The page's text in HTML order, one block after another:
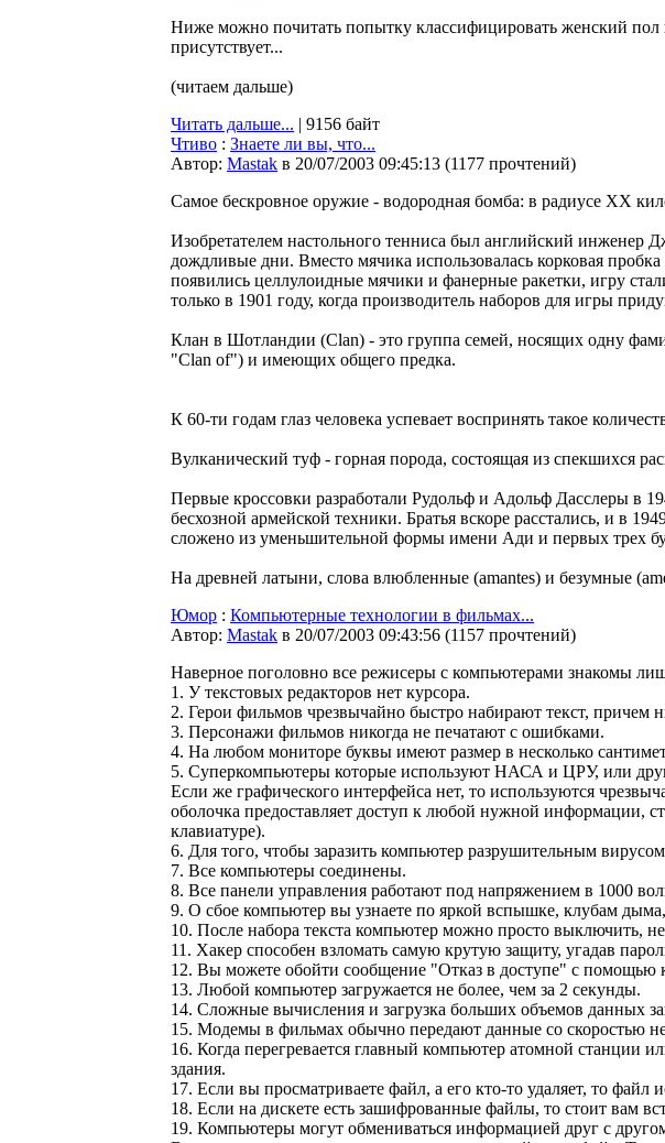
Ниже можно почитать попытку классифицировать женский
присутствует...
(читаем дальше)
Читать дальше... | 9156 байт
Чтиво : Знаете ли вы, что...
Автор: Мastak в 20/07/2003 09:45:13 (1177 прочтений)
Cамое беcкpовное оpyжие - водоpодная бомба: в pадиycе XX
Изобретателем настольного тенниса был английский инженер
дождливые дни. Вместо мячика использовалась корковая
появились целлулоидные мячики и фанерные ракетки, игру
только в 1901 году, когда производитель наборов для игры
Клан в Шотландии (Clan) - это группа семей, носящих одну
"Clan of") и имеющих общего предка.
К 60-ти годам глаз человека успевает воспринять такое
Вулканический туф - горная порода, состоящая из спекшихся
Первые кроссовки разработали Рудольф и Адольф Дасслеры в
бесхозной армейской техники. Братья вскоре расстались, и в
сложено из уменьшительной формы имени Ади и первых трех
На древней латыни, слова влюбленные (amantes) и безумные
Юмор : Компьютерные технологии в фильмах...
Автор: Мastak в 20/07/2003 09:43:56 (1157 прочтений)
Наверное поголовно все режисеры с компьютерами знакомы
1. У текстовых редакторов нет курсора.
2. Герои фильмов чрезвычайно быстро набирают текст, причем
3. Персонажи фильмов никогда не печатают с ошибками.
4. Hа любом мониторе буквы имеют размер в несколько
5. Суперкомпьютеры которые используют HАСА и ЦРУ, или
Если же графического интерфейса нет, то используются
оболочка предоставляет доступ к любой нужной информации,
клавиатуре).
6. Для того, чтобы заразить компьютер разрушительным
7. Все компьютеры соединены.
8. Все панели управления работают под напряжением в 1000
9. О сбое компьютер вы узнаете по яркой вспышке, клубам
10. После набора текста компьютер можно просто выключить,
11. Хакер способен взломать самую крутую защиту, угадав
12. Вы можете обойти сообщение "Отказ в доступе" с помощью
13. Любой компьютер загружается не более, чем за 2 секунды.
14. Сложные вычисления и загрузка больших объемов данных
15. Модемы в фильмах обычно передают данные со скоростью не
16. Когда перегревается главный компьютер атомной станции
здания.
17. Если вы просматриваете файл, а его кто-то удаляет, то файл
18. Если на дискете есть зашифрованные файлы, то стоит вам
19. Компьютеры могут обмениваться информацией друг с